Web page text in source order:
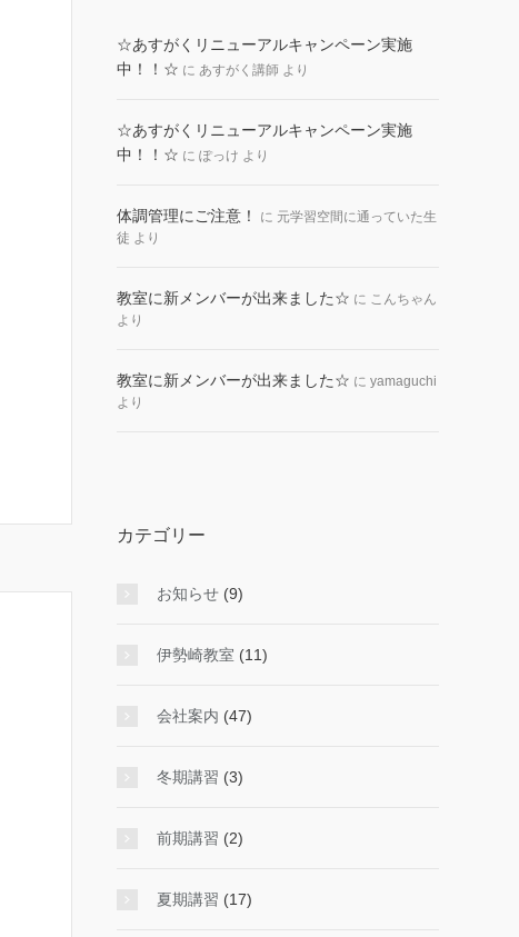
☆あすがくリニューアルキャンペーン実施
中！！☆ に あすがく講師 より
☆あすがくリニューアルキャンペーン実施
中！！☆ に ぽっけ より
体調管理にご注意！ に 元学習空間に通っていた生
徒 より
教室に新メンバーが出来ました☆ に こんちゃん
より
教室に新メンバーが出来ました☆ に yamaguchi
より
カテゴリー
お知らせ (9)
伊勢崎教室 (11)
会社案内 (47)
冬期講習 (3)
前期講習 (2)
夏期講習 (17)